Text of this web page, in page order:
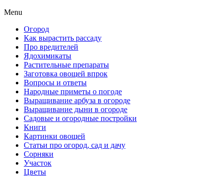
Menu
Огород
Как вырастить рассаду
Про вредителей
Ядохимикаты
Растительные препараты
Заготовка овощей впрок
Вопросы и ответы
Народные приметы о погоде
Выращивание арбуза в огороде
Выращивание дыни в огороде
Садовые и огородные постройки
Книги
Картинки овощей
Статьи про огород, сад и дачу
Сорняки
Участок
Цветы